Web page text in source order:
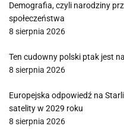
Demografia, czyli narodziny
społeczeństwa
8 sierpnia 2026
Ten cudowny polski ptak jest
8 sierpnia 2026
Europejska odpowiedź na
satelity w 2029 roku
8 sierpnia 2026